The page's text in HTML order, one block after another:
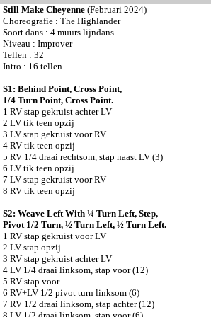
Still Make Cheyenne (Februari 2024)
Choreografie : The Highlander
Soort dans : 4 muurs lijndans
Niveau : Improver
Tellen : 32
Intro : 16 tellen
S1: Behind Point, Cross Point,
1/4 Turn Point, Cross Point.
1 RV stap gekruist achter LV
2 LV tik teen opzij
3 LV stap gekruist voor RV
4 RV tik teen opzij
5 RV 1/4 draai rechtsom, stap naast LV (3)
6 LV tik teen opzij
7 LV stap gekruist voor RV
8 RV tik teen opzij
S2: Weave Left With ¼ Turn Left, Step,
Pivot 1/2 Turn, ½ Turn Left, ½ Turn Left.
1 RV stap gekruist voor LV
2 LV stap opzij
3 RV stap gekruist achter LV
4 LV 1/4 draai linksom, stap voor (12)
5 RV stap voor
6 RV+LV 1/2 pivot turn linksom (6)
7 RV 1/2 draai linksom, stap achter (12)